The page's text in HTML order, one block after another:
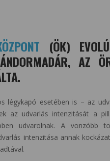
(ÖK)
AZ
esetében is – az
az udvarlás intenzitását a
udvarolnak. A vonzóbb
intenzitása annak